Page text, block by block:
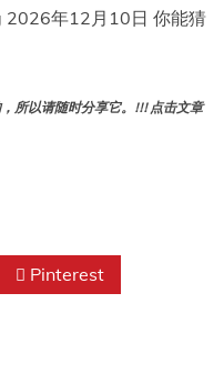
2026年12月10日 你能猜
所以请随时分享它。!!! 点击文章
Pinterest